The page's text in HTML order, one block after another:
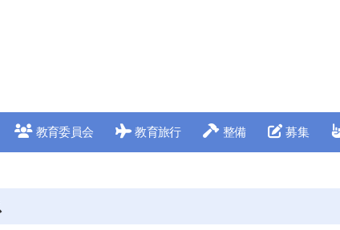
教育委員会 教育旅行 整備 募集